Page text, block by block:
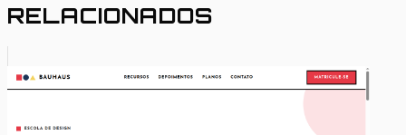
RELACIONADOS